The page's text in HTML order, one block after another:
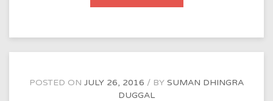
रही
POSTED ON JULY 26, 2016 BY SUMAN DHINGRA
DUGGAL